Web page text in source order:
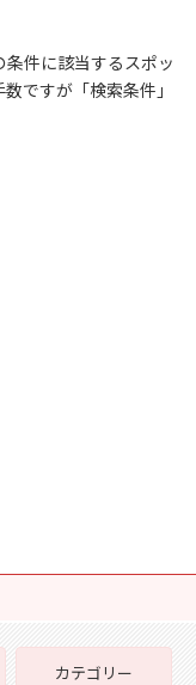
件に該当するスポッ
ですが「検索条件」
カテゴリー